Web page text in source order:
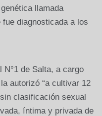
llamada
diagnosticada a los
N°1 de Salta, a cargo
autorizó “a cultivar 12
clasificación sexual
íntima y privada de